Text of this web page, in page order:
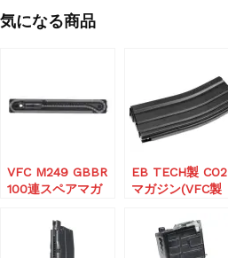
気になる商品
VFC M249 GBBR
100連スペアマガ
EB TECH製 CO2
マガジン(VFC製